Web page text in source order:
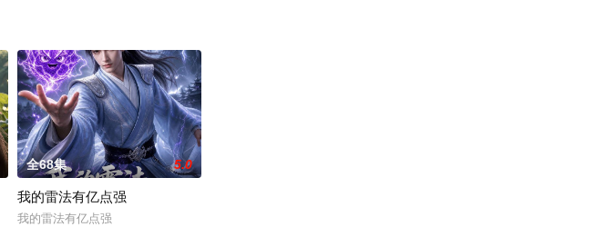
全68集 5.0
我的雷法有亿点强
我的雷法有亿点强